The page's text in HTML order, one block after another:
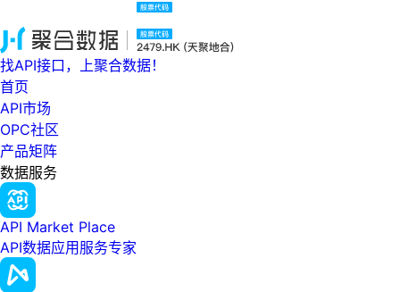
找API接口，上聚合数据！
首页
API市场
OPC社区
产品矩阵
数据服务
API Market Place
API数据应用服务专家